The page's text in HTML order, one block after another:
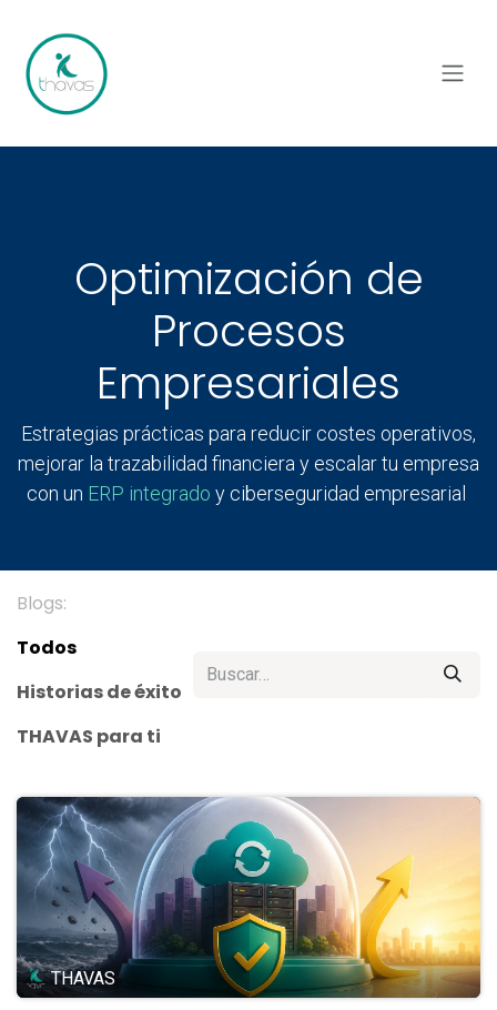
Optimización de
Procesos
Empresariales
Estrategias prácticas para reducir costes operativos,
mejorar la trazabilidad financiera y escalar tu empresa
con un ERP integrado y ciberseguridad empresarial
Blogs:
Todos
Historias de éxito
THAVAS para ti
THAVAS